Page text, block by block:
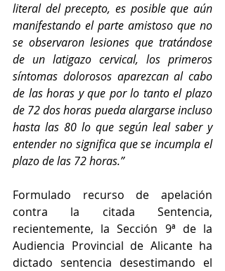
literal del precepto, es posible que aún
manifestando el parte amistoso que no
se observaron lesiones que tratándose
de un latigazo cervical, los primeros
síntomas dolorosos aparezcan al cabo
de las horas y que por lo tanto el plazo
de 72 dos horas pueda alargarse incluso
hasta las 80 lo que según leal saber y
entender no significa que se incumpla el
plazo de las 72 horas.”
Formulado recurso de apelación
contra la citada Sentencia,
recientemente, la Sección 9ª de la
Audiencia Provincial de Alicante ha
dictado sentencia desestimando el